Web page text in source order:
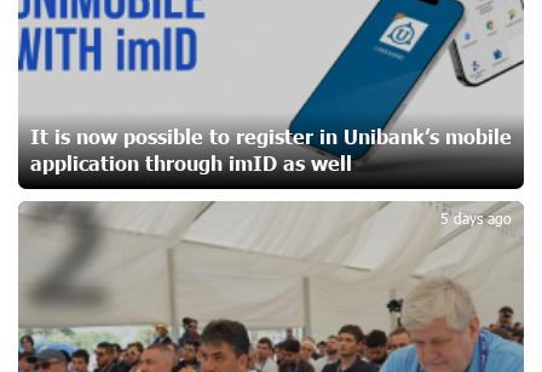
Ucom Sales and Service Center Reopens at 3/47
Yerevanyan Street in Yeghvard
Up to 25% idcoin when purchasing Flyone flight tickets:
Idram&IDBank
22 days ago
Converse Bank Named Armenia’s Best Digital Bank for
Consumers by Euromoney
22 days ago
It is now possible to register in Unibank’s mobile
application through imID as well
5 days ago
2